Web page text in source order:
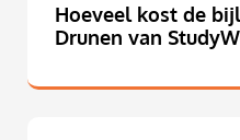
Hoeveel kost de
Drunen van